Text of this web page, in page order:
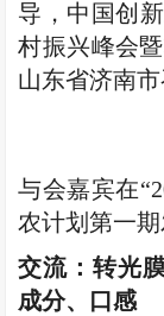
导，中国创
村振兴峰会
山东省济南市
与会嘉宾在
农计划第一期
交流：转光
成分、口感